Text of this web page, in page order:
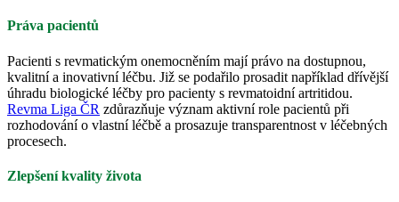
Práva pacientů
Pacienti s revmatickým onemocněním mají právo na dostupnou,
kvalitní a inovativní léčbu. Již se podařilo prosadit například dřívější
úhradu biologické léčby pro pacienty s revmatoidní artritidou.
Revma Liga ČR zdůrazňuje význam aktivní role pacientů při
rozhodování o vlastní léčbě a prosazuje transparentnost v léčebných
procesech.
Zlepšení kvality života